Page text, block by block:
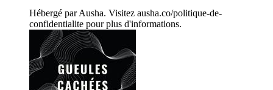
Hébergé par Ausha. Visitez ausha.co/politique-de-
confidentialite pour plus d'informations.